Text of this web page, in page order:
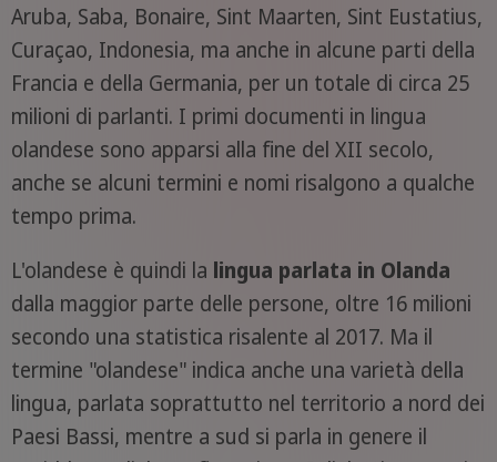
Aruba, Saba, Bonaire, Sint Maarten, Sint Eustatius,
Curaçao, Indonesia, ma anche in alcune parti della
Francia e della Germania, per un totale di circa 25
milioni di parlanti. I primi documenti in lingua
olandese sono apparsi alla fine del XII secolo,
anche se alcuni termini e nomi risalgono a qualche
tempo prima.
L'olandese è quindi la lingua parlata in Olanda
dalla maggior parte delle persone, oltre 16 milioni
secondo una statistica risalente al 2017. Ma il
termine "olandese" indica anche una varietà della
lingua, parlata soprattutto nel territorio a nord dei
Paesi Bassi, mentre a sud si parla in genere il